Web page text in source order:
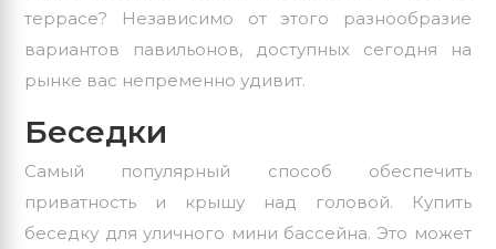
террасе? Независимо от этого разнообразие
вариантов павильонов, доступных сегодня на
рынке вас непременно удивит.
Беседки
Самый популярный способ обеспечить
приватность и крышу над головой. Купить
беседку для уличного мини бассейна. Это может